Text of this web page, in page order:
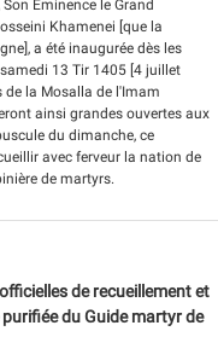
Éminence le Grand
Khamenei [que la
a été inaugurée dès les
13 Tir 1405 [4 juillet
de la Mosalla de l'Imam
ainsi grandes ouvertes aux
du dimanche, ce
avec ferveur la nation de
de martyrs.
de recueillement et
du Guide martyr de